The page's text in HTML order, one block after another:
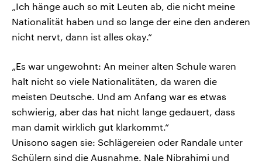
„Ich hänge auch so mit Leuten ab, die nicht meine
Nationalität haben und so lange der eine den anderen
nicht nervt, dann ist alles okay.“
„Es war ungewohnt: An meiner alten Schule waren
halt nicht so viele Nationalitäten, da waren die
meisten Deutsche. Und am Anfang war es etwas
schwierig, aber das hat nicht lange gedauert, dass
man damit wirklich gut klarkommt.“
Unisono sagen sie: Schlägereien oder Randale unter
Schülern sind die Ausnahme. Nale Nibrahimi und